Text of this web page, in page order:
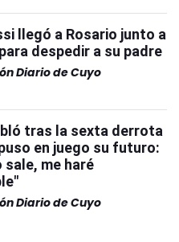
llegó a Rosario junto a
despedir a su padre
Diario de Cuyo
tras la sexta derrota
en juego su futuro:
sale, me haré
Diario de Cuyo